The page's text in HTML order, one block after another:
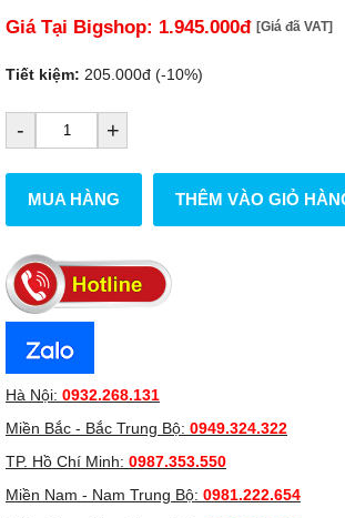
Giá Tại Bigshop: 1.945.000đ [Giá đã VAT]
Tiết kiệm: 205.000đ (-10%)
- +
MUA HÀNG THÊM VÀO GIỎ
Hà Nội: 0932.268.131
Miền Bắc - Bắc Trung Bộ: 0949.324.322
TP. Hồ Chí Minh: 0987.353.550
Miền Nam - Nam Trung Bộ: 0981.222.654